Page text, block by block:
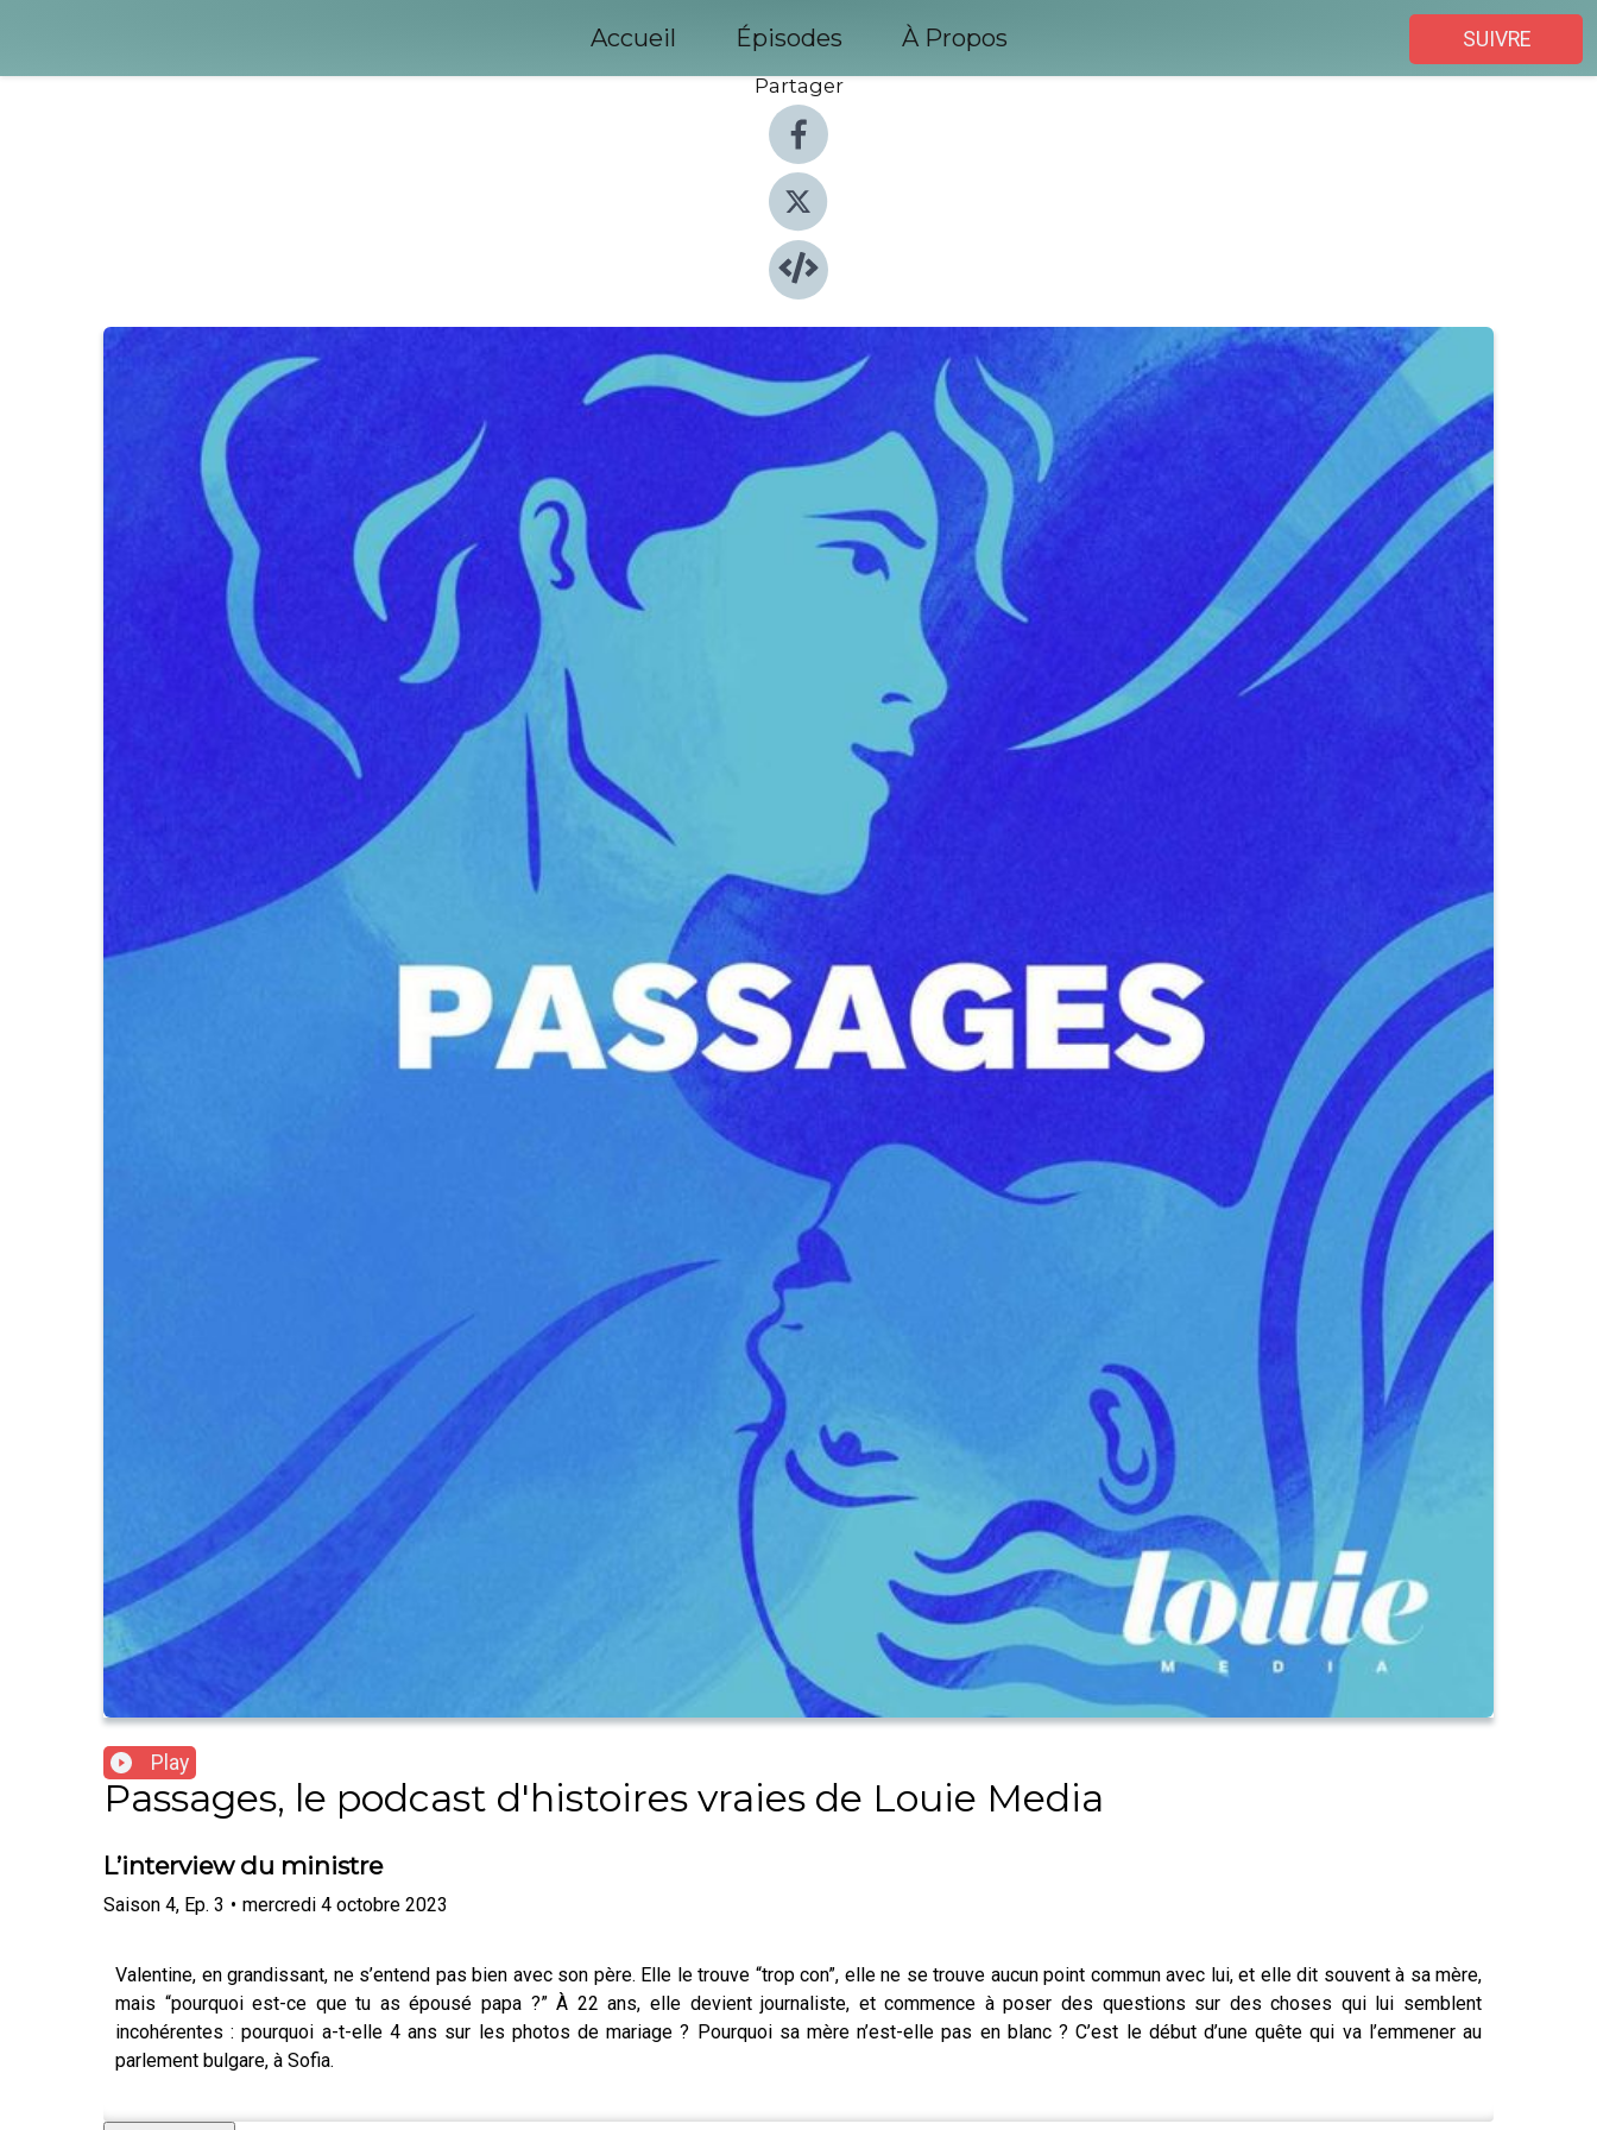
Accueil Épisodes À Propos
SUIVRE
Partager
Play
Passages, le podcast d'histoires vraies de Louie Media
L’interview du ministre
Saison 4, Ep. 3 • mercredi 4 octobre 2023
Valentine, en grandissant, ne s’entend pas bien avec son père. Elle le trouve “trop con”, elle ne se trouve aucun point commun avec lui, et elle dit souvent à sa mère,
mais “pourquoi est-ce que tu as épousé papa ?” À 22 ans, elle devient journaliste, et commence à poser des questions sur des choses qui lui semblent
incohérentes : pourquoi a-t-elle 4 ans sur les photos de mariage ? Pourquoi sa mère n’est-elle pas en blanc ? C’est le début d’une quête qui va l’emmener au
parlement bulgare, à Sofia.